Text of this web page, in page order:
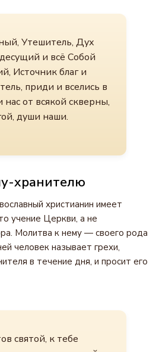
Утешитель, Дух
и всё Собой
Источник благ и
приди и вселись в
нас от всякой скверны,
души наши.
хранителю
христианин имеет
учение Церкви, а не
Молитва к нему — своего рода
человек называет грехи,
в течение дня, и просит его
святой, к тебе